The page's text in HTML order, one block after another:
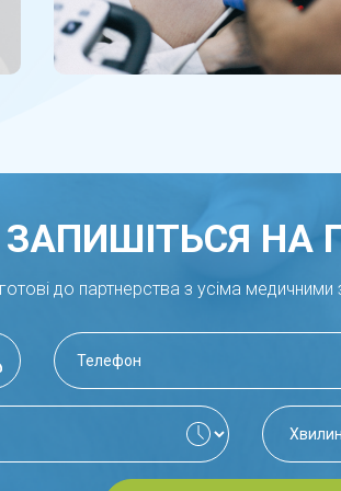
ЗАПИШІТЬСЯ НА
до партнерства з усіма медичними